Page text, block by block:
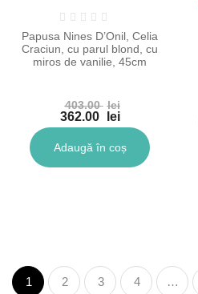
Papusa Nines D’Onil, Celia
Craciun, cu parul blond, cu
miros de vanilie, 45cm
403.00 lei
Prețul
inițial
a
fost:
403.00 lei.
362.00
lei
Prețul
curent
este:
362.00 lei.
Adaugă în coș
1 2 3 4 …